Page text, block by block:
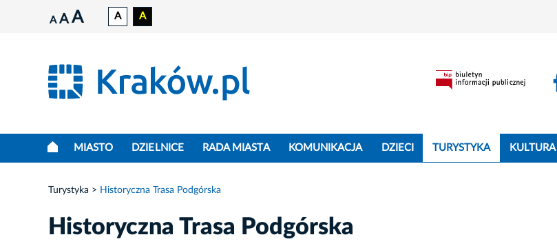
A A A A A
MIASTO DZIELNICE RADA MIASTA KOMUNIKACJA DZIECI TURYSTYKA KULTURA
Turystyka Historyczna Trasa Podgórska
Historyczna Trasa Podgórska